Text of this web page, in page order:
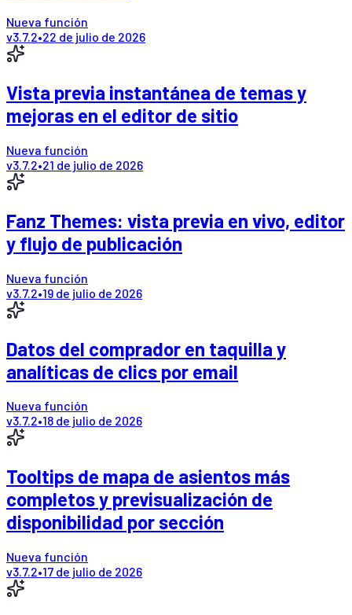
Nueva función
v3.7.2•22 de julio de 2026
Vista previa instantánea de temas y
mejoras en el editor de sitio
Nueva función
v3.7.2•21 de julio de 2026
Fanz Themes: vista previa en vivo, editor
y flujo de publicación
Nueva función
v3.7.2•19 de julio de 2026
Datos del comprador en taquilla y
analíticas de clics por email
Nueva función
v3.7.2•18 de julio de 2026
Tooltips de mapa de asientos más
completos y previsualización de
disponibilidad por sección
Nueva función
v3.7.2•17 de julio de 2026